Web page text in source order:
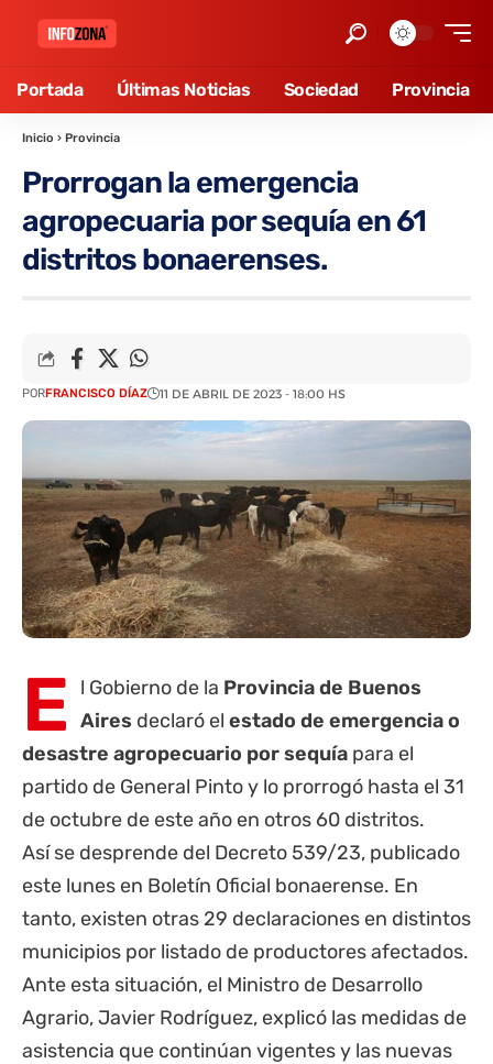
Portada Últimas Noticias Sociedad Provincia
Inicio › Provincia
Prorrogan la emergencia
agropecuaria por sequía en 61
distritos bonaerenses.
PORFRANCISCO DÍAZ 11 DE ABRIL DE 2023 - 18:00 HS
E l Gobierno de la Provincia de Buenos
Aires declaró el estado de emergencia o
desastre agropecuario por sequía para el
partido de General Pinto y lo prorrogó hasta el 31
de octubre de este año en otros 60 distritos.
Así se desprende del Decreto 539/23, publicado
este lunes en Boletín Oficial bonaerense. En
tanto, existen otras 29 declaraciones en distintos
municipios por listado de productores afectados.
Ante esta situación, el Ministro de Desarrollo
Agrario, Javier Rodríguez, explicó las medidas de
asistencia que continúan vigentes y las nuevas